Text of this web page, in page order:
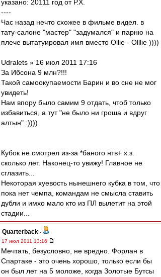
указано: 20111 год от Р.Х.
----
Час назад нечто схожее в фильме видел. в
тату-салоне "мастер" "задумался" и парню на
плече вытатуировал имя вместо Ollie - Olllie ))))
Udralets » 16 июл 2011 17:16
За Ибсона 9 млн?!!!
Такой самоокупаемости Барин и во сне не мог
увидеть!
Нам впору было самим 9 отдать, чтоб только
избавиться, а тут "не было ни гроша и вдруг
алтын" :))))
Кубок не смотрел из-за *баного нтв+ х.з.
сколько лет. Наконец-то увижу! Главное не
сглазить...
Некоторая хуевость нынешнего кубка в том, что
пока нет чемпа, командам не смысла ставить
дубли и имхо мало кто из ПЛ вылетит на этой
стадии...
Quarterback -
17 июл 2011 13:16
Мечтать, безусловно, не вредно. Форлан в
Спартаке - это очень хорошо, только если бы
он был лет на 5 моложе, когда Золотые Бутсы